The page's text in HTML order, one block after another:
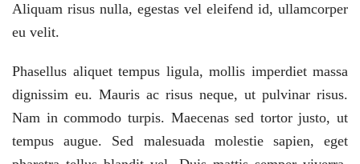
Aliquam risus nulla, egestas vel eleifend id, ullamcorper
eu velit.
Phasellus aliquet tempus ligula, mollis imperdiet massa
dignissim eu. Mauris ac risus neque, ut pulvinar risus.
Nam in commodo turpis. Maecenas sed tortor justo, ut
tempus augue. Sed malesuada molestie sapien, eget